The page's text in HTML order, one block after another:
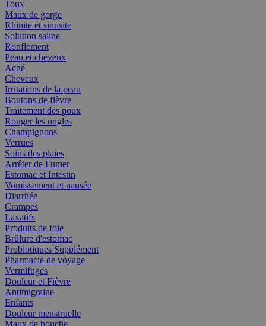
Toux
Maux de gorge
Rhinite et sinusite
Solution saline
Ronflement
Peau et cheveux
Acné
Cheveux
Irritations de la peau
Boutons de fièvre
Traitement des poux
Ronger les ongles
Champignons
Verrues
Soins des plaies
Arrêter de Fumer
Estomac et Intestin
Vomissement et nausée
Diarrhée
Crampes
Laxatifs
Produits de foie
Brûlure d'estomac
Probiotiques Supplément
Pharmacie de voyage
Vermifuges
Douleur et Fièvre
Antimigraine
Enfants
Douleur menstruelle